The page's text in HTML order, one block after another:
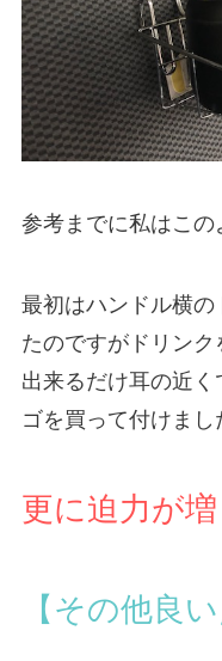
参考までに私はこの
最初はハンドル横
たのですがドリンク
出来るだけ耳の近
ゴを買って付けまし
更に迫力が
【その他良い